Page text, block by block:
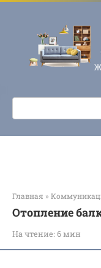
Перейти
контенту
Поиск:
Главная »
Отопление
На чтение: 6 мин